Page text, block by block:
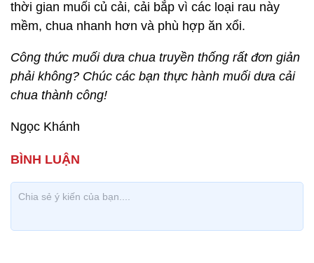
thời gian muối củ cải, cải bắp vì các loại rau này
mềm, chua nhanh hơn và phù hợp ăn xổi.
Công thức muối dưa chua truyền thống rất đơn giản
phải không? Chúc các bạn thực hành muối dưa cải
chua thành công!
Ngọc Khánh